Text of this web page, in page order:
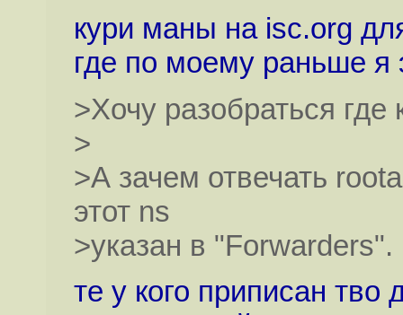
кури маны на isc.org
где по моему раньше я
>Хочу разобраться где
>
>А зачем отвечать
этот ns
>указан в "Forwarders".
те у кого приписан